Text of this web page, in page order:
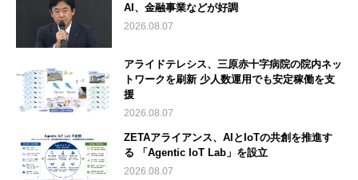
AI、金融事業などが好調
2026.08.07
アライドテレシス、三原赤十字病院の院内ネッ
トワークを刷新 少人数運用でも安定稼働を支
援
2026.08.07
ZETAアライアンス、AIとIoTの共創を推進す
る 「Agentic IoT Lab」を設立
2026.08.07